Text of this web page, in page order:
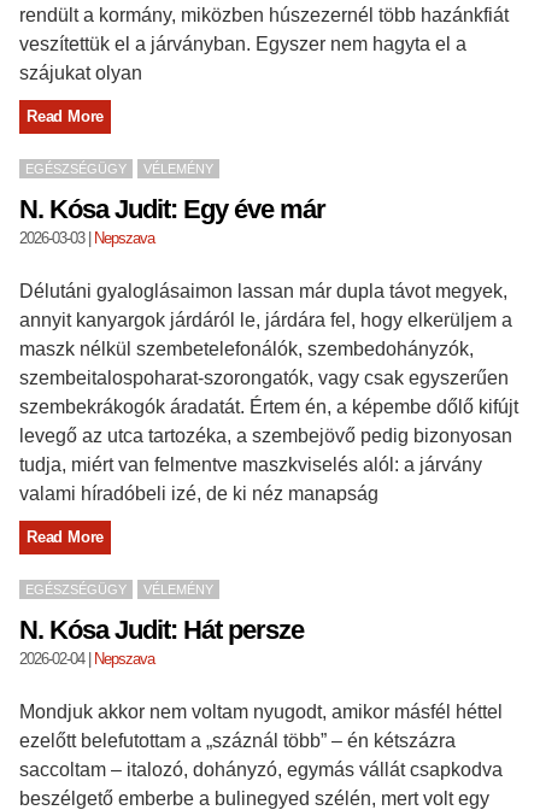
rendült a kormány, miközben húszezernél több hazánkfiát
veszítettük el a járványban. Egyszer nem hagyta el a
szájukat olyan
Read More
EGÉSZSÉGÜGY VÉLEMÉNY
N. Kósa Judit: Egy éve már
2026-03-03| Nepszava
Délutáni gyaloglásaimon lassan már dupla távot megyek,
annyit kanyargok járdáról le, járdára fel, hogy elkerüljem a
maszk nélkül szembetelefonálók, szembedohányzók,
szembeitalospoharat-szorongatók, vagy csak egyszerűen
szembekrákogók áradatát. Értem én, a képembe dőlő kifújt
levegő az utca tartozéka, a szembejövő pedig bizonyosan
tudja, miért van felmentve maszkviselés alól: a járvány
valami híradóbeli izé, de ki néz manapság
Read More
EGÉSZSÉGÜGY VÉLEMÉNY
N. Kósa Judit: Hát persze
2026-02-04| Nepszava
Mondjuk akkor nem voltam nyugodt, amikor másfél héttel
ezelőtt belefutottam a „száznál több” – én kétszázra
saccoltam – italozó, dohányzó, egymás vállát csapkodva
beszélgető emberbe a bulinegyed szélén, mert volt egy